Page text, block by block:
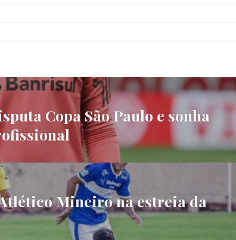
Copa São Paulo e sonha
Mineiro na estreia da